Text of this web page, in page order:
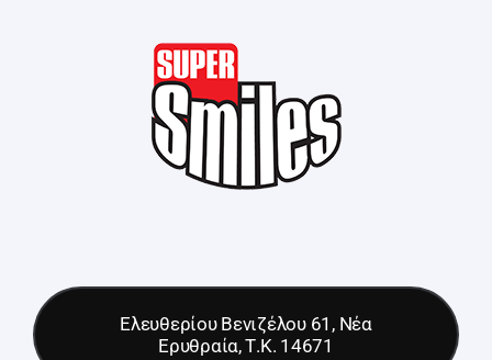
Ελευθερίου Βενιζέλου 61, Νέα
Ερυθραία, Τ.Κ. 14671